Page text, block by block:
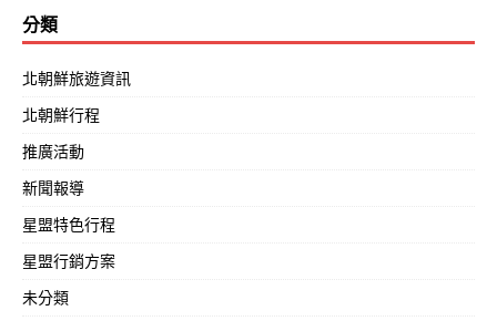
分類
北朝鮮旅遊資訊
北朝鮮行程
推廣活動
新聞報導
星盟特色行程
星盟行銷方案
未分類